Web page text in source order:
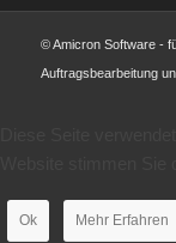
© Amicron Software -
Auftragsbearbeitung
Ok Mehr Erfahren